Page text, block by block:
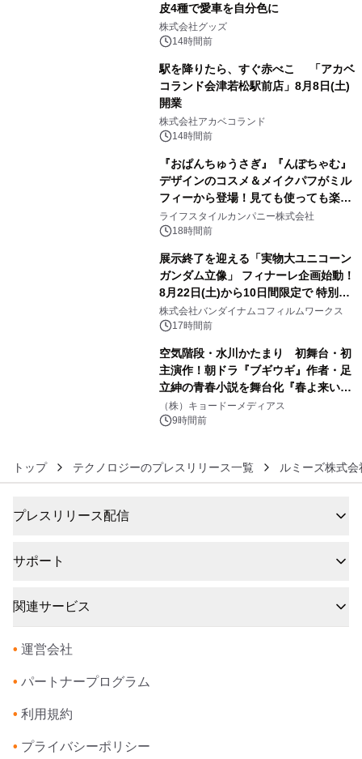
皮4種で愛車を自分色に
株式会社グッズ
14時間前
駅を降りたら、すぐ赤べこ 「アカベ
コランド会津若松駅前店」8月8日(土)
開業
株式会社アカベコランド
14時間前
『おぱんちゅうさぎ』『んぽちゃむ』
デザインのコスメ＆メイクパフがミル
フィーから登場！見ても使っても楽し
い、ポップでキュートなコレクショ
ン。
ライフスタイルカンパニー株式会社
18時間前
展示終了を迎える「実物大ユニコーン
ガンダム立像」 フィナーレ企画始動！
8月22日(土)から10日間限定で 特別映
像『UNICORN GUNDAM Statue ―
BEYOND POSSIBILITY ―』を上映！
株式会社バンダイナムコフィルムワークス
17時間前
空気階段・水川かたまり 初舞台・初
主演作！朝ドラ『ブギウギ』作者・足
立紳の青春小説を舞台化『春よ来い、
マジで来い』キービジュアル解禁！
（株）キョードーメディアス
9時間前
トップ テクノロジーのプレスリリース一覧 ルミーズ株式会
プレスリリース配信
サポート
関連サービス
• 運営会社
• パートナープログラム
• 利用規約
• プライバシーポリシー